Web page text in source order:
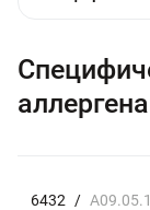
6432 /